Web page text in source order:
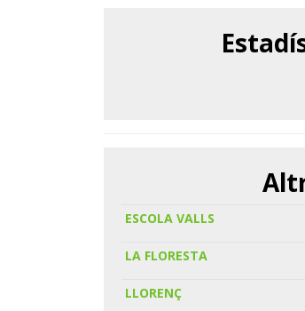
ESCOLA VALLS
LA FLORESTA
LLORENÇ